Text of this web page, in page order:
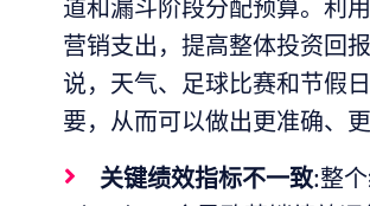
道和漏斗阶段分配预算。利
营销支出，提高整体投资回
说，天气、足球比赛和节假
要，从而可以做出更准确、
关键绩效指标不一致:整